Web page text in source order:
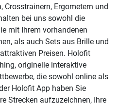
Crosstrainern, Ergometern und
bei uns sowohl die
mit Ihrem vorhandenen
als auch Sets aus Brille und
Preisen. Holofit
originelle interaktive
die sowohl online als
Holofit App haben Sie
Strecken aufzuzeichnen, Ihre